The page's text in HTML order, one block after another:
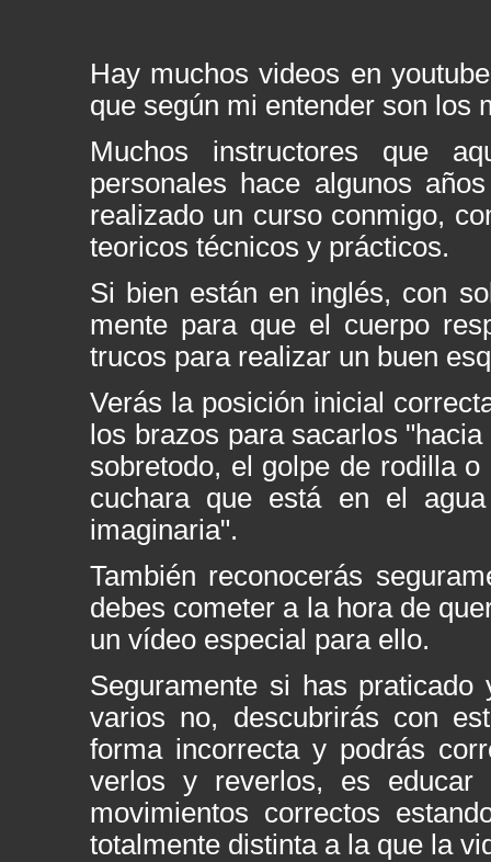
Hay muchos videos en
que según mi entender son los
Muchos instructores que
personales hace algunos
realizado un curso conmigo,
teoricos técnicos y prácticos.
Si bien están en inglés, con
mente para que el cuerpo
trucos para realizar un buen
Verás la posición inicial
los brazos para sacarlos
sobretodo, el golpe de rodilla
cuchara que está en el
imaginaria".
También reconocerás
debes cometer a la hora de
un vídeo especial para ello.
Seguramente si has
varios no, descubrirás con
forma incorrecta y podrás
verlos y reverlos, es
movimientos correctos
totalmente distinta a la que la